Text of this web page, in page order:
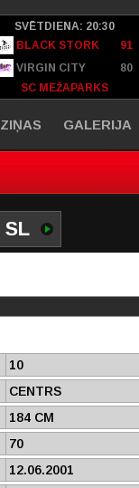
SVĒTDIENA: 20:30
BLACK STORK
91
VIRGIN CITY
80
SC MEŽAPARKS
ZIŅAS GALERIJA
SL
10
CENTRS
184 CM
70
12.06.2001